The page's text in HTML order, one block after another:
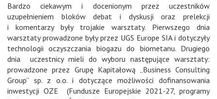
Bardzo ciekawym i docenionym przez uczestników
uzupełnieniem bloków debat i dyskusji oraz prelekcji
i komentarzy były trojakie warsztaty. Pierwszego dnia
warsztaty prowadzone były przez UGS Europe SIA i dotyczyły
technologii oczyszczania biogazu do biometanu. Drugiego
dnia uczestnicy mieli do wyboru następujące warsztaty:
prowadzone przez Grupę Kapitałową „Business Consulting
Group” sp. z o.o. i dotyczące możliwości dofinansowania
inwestycji OZE (Fundusze Europejskie 2021-27, programy